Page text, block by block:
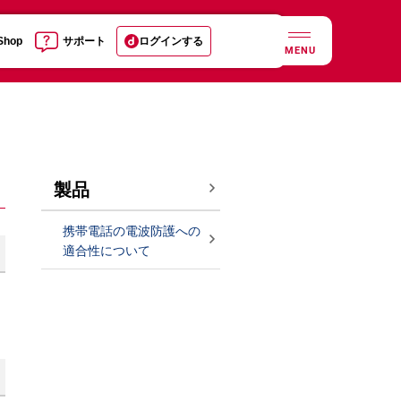
サポート ログインする
MENU
製品
携帯電話の電波防護への
適合性について